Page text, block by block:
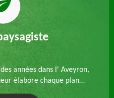
années dans l' Aveyron,
élabore chaque plan
et exécute les travaux